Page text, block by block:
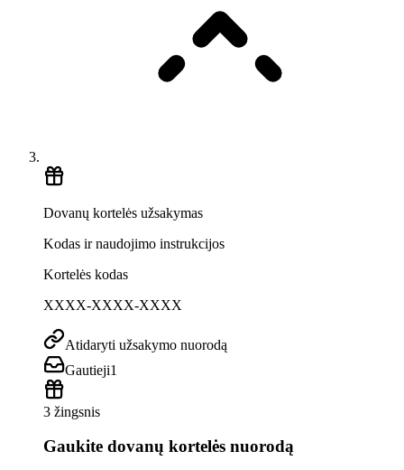
Dovanų kortelės užsakymas
Kodas ir naudojimo instrukcijos
Kortelės kodas
XXXX-XXXX-XXXX
Atidaryti užsakymo nuorodą
Gautieji1
3 žingsnis
Gaukite dovanų kortelės nuorodą